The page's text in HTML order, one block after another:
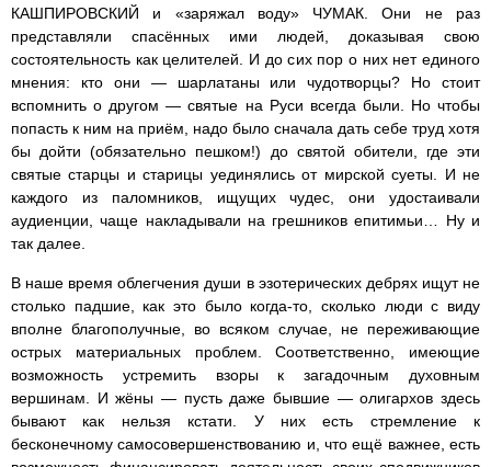
КАШПИРОВСКИЙ и «заряжал воду» ЧУМАК. Они не раз
представляли спасённых ими людей, доказывая свою
состоятельность как целителей. И до сих пор о них нет единого
мнения: кто они — шарлатаны или чудо­творцы? Но стоит
вспомнить о другом — святые на Руси всегда были. Но чтобы
попасть к ним на приём, надо было сначала дать себе труд хотя
бы дойти (обязательно пешком!) до святой обители, где эти
святые старцы и старицы уединялись от мирской суеты. И не
каждого из паломников, ищущих чудес, они удостаивали
аудиенции, чаще накладывали на грешников епитимьи… Ну и
так далее.
В наше время облегчения души в эзотерических дебрях ищут не
столько падшие, как это было когда-то, сколько люди с виду
вполне благополучные, во всяком случае, не переживающие
острых материальных проблем. Соответственно, имеющие
возможность устремить взоры к загадочным духовным
вершинам. И жёны — пусть даже бывшие — олигархов здесь
бывают как нельзя кстати. У них есть стремление к
бесконечному самосовершенствованию и, что ещё важнее, есть